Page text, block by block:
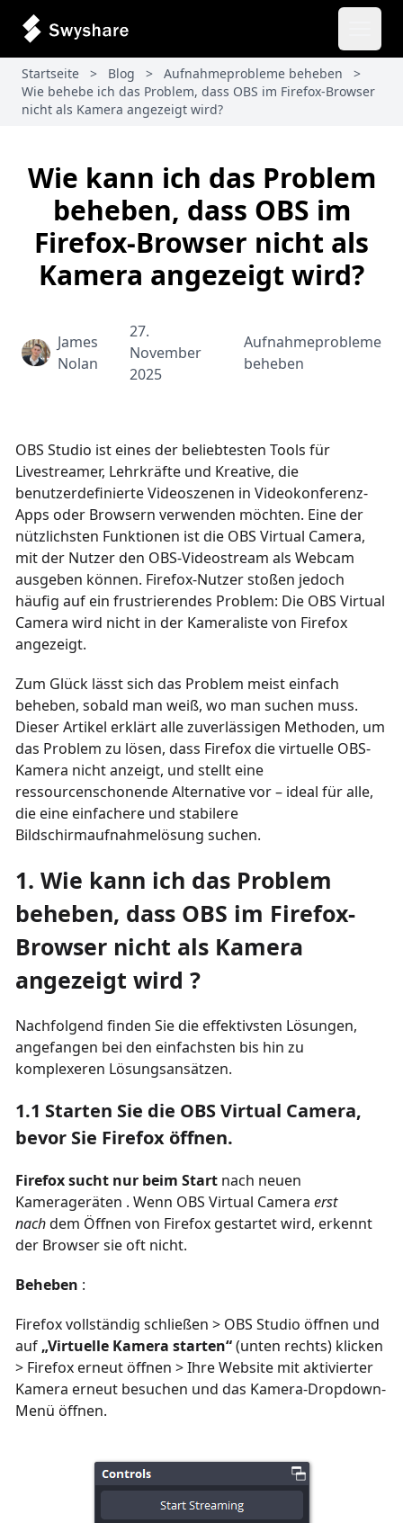
Startseite > Blog > Aufnahmeprobleme beheben
>
Wie behebe ich das Problem, dass OBS im Firefox-Browser
nicht als Kamera angezeigt wird?
Wie kann ich das Problem
beheben, dass OBS im
Firefox-Browser nicht als
Kamera angezeigt wird?
James
Nolan
27.
November
2025
Aufnahmeprobleme
beheben
OBS Studio ist eines der beliebtesten Tools für
Livestreamer, Lehrkräfte und Kreative, die
benutzerdefinierte Videoszenen in Videokonferenz-
Apps oder Browsern verwenden möchten. Eine der
nützlichsten Funktionen ist die OBS Virtual Camera,
mit der Nutzer den OBS-Videostream als Webcam
ausgeben können. Firefox-Nutzer stoßen jedoch
häufig auf ein frustrierendes Problem: Die OBS Virtual
Camera wird nicht in der Kameraliste von Firefox
angezeigt.
Zum Glück lässt sich das Problem meist einfach
beheben, sobald man weiß, wo man suchen muss.
Dieser Artikel erklärt alle zuverlässigen Methoden, um
das Problem zu lösen, dass Firefox die virtuelle OBS-
Kamera nicht anzeigt, und stellt eine
ressourcenschonende Alternative vor – ideal für alle,
die eine einfachere und stabilere
Bildschirmaufnahmelösung suchen.
1. Wie kann ich das Problem
beheben, dass OBS im Firefox-
Browser nicht als Kamera
angezeigt wird ?
Nachfolgend finden Sie die effektivsten Lösungen,
angefangen bei den einfachsten bis hin zu
komplexeren Lösungsansätzen.
1.1 Starten Sie die OBS Virtual Camera,
bevor Sie Firefox öffnen.
Firefox sucht nur beim Start nach neuen
Kamerageräten . Wenn OBS Virtual Camera erst
nachdem Öffnen von Firefox gestartet wird, erkennt
der Browser sie oft nicht.
Beheben :
Firefox vollständig schließen > OBS Studio öffnen und
auf „Virtuelle Kamera starten“(unten rechts) klicken
> Firefox erneut öffnen > Ihre Website mit aktivierter
Kamera erneut besuchen und das Kamera-Dropdown-
Menü öffnen.